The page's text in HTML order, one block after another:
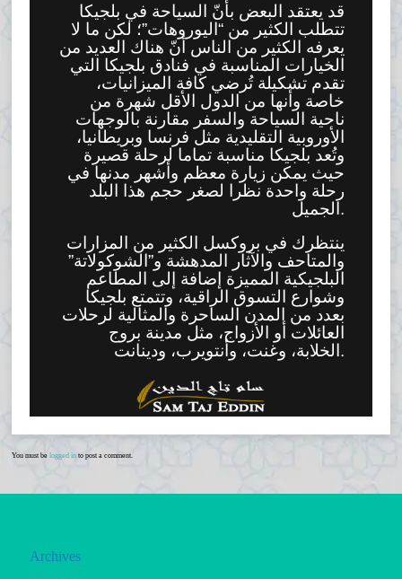
قد يعتقد البعض بأنّ السياحة في بلجيكا
تتطلب الكثير من “اليوروهات”؛ لكن ما لا
يعرفه الكثير من الناس أنّ هناك العديد من
الخيارات المناسبة في فنادق بلجيكا التي
تقدم تشكيلة تُرضي كافة الميزانيات،
خاصة وأنها من الدول الأقل شهرة من
ناحية السياحة والسفر مقارنة بالوجهات
الأوروبية التقليدية مثل فرنسا وبريطانيا،
وتُعد بلجيكا مناسبة تماما لرحلة قصيرة
حيث يمكن زيارة معظم وأشهر مدنها في
رحلة واحدة نظرا لصغر حجم هذا البلد
الجميل.
ينتظرك في بروكسل الكثير من المزارات
والمتاحف والآثار المدهشة و”الشوكولاتة”
البلجيكية المميزة إضافة إلى المطاعم
وشوارع التسوق الراقية، وتتمتع بلجيكا
بعدد من المدن الساحرة والمثالية لرحلات
العائلات أو الأزواج، مثل مدينة بروج
الخلابة، وغنت، وأنتويرب، ودينانت.
You must belogged in to post a comment.
Archives